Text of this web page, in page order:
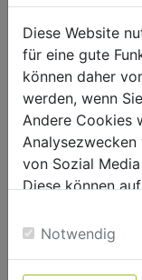
GROUPE
Diese Website
für eine gute
können daher
werden, wenn
Andere Cookies
von Sozial
Diese können
Einwilligung zu
Notwendig